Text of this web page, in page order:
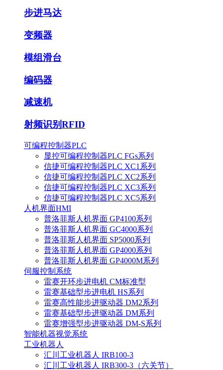
步进马达
变频器
模组滑台
编码器
减速机
射频识别RFID
可编程控制器PLC
显控可编程控制器PLC FGs系列
信捷可编程控制器PLC XC1系列
信捷可编程控制器PLC XC2系列
信捷可编程控制器PLC XC3系列
信捷可编程控制器PLC XC5系列
人机界面HMI
普洛菲斯人机界面 GP4100系列
普洛菲斯人机界面 GC4000系列
普洛菲斯人机界面 SP5000系列
普洛菲斯人机界面 GP4000系列
普洛菲斯人机界面 GP4000M系列
伺服控制系统
雷赛开环步进电机 CM标准型
雷赛基础型步进电机 HS系列
雷赛高性能步进驱动器 DM2系列
雷赛基础型步进驱动器 DM系列
雷赛增强型步进驱动器 DM-S系列
智能机器视觉系统
工业机器人
汇川工业机器人 IRB100-3
汇川工业机器人 IRB300-3（六关节）